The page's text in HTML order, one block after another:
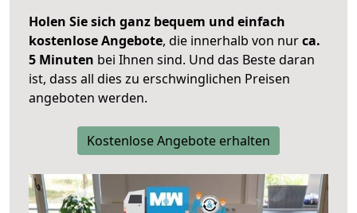
Holen Sie sich ganz bequem und einfach
kostenlose Angebote, die innerhalb von nurca.
5 Minuten bei Ihnen sind. Und das Beste daran
ist, dass all dies zu erschwinglichen Preisen
angeboten werden.
Kostenlose Angebote erhalten